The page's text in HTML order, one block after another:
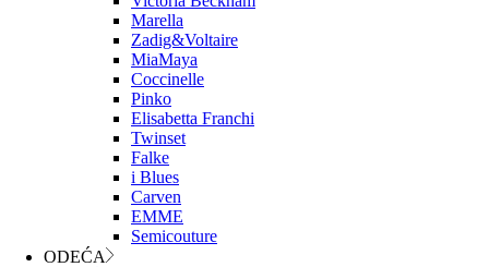
Marella
Zadig&Voltaire
MiaMaya
Coccinelle
Pinko
Elisabetta Franchi
Twinset
Falke
i Blues
Carven
EMME
Semicouture
ODEĆA